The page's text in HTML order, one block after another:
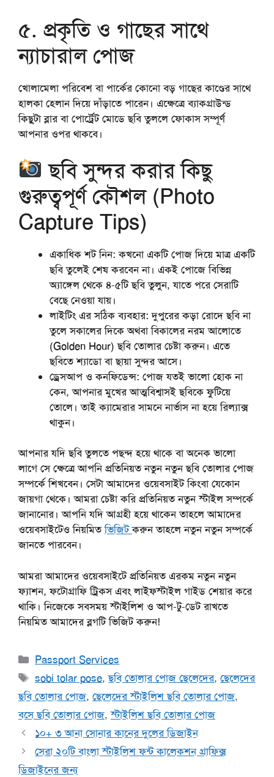
৫. প্রকৃতি ও গাছের সাথে
ন্যাচারাল পোজ
খোলামেলা পরিবেশ বা পার্কের কোনো বড় গাছের কাণ্ডের সাথে
হালকা হেলান দিয়ে দাঁড়াতে পারেন। এক্ষেত্রে ব্যাকগ্রাউন্ড
কিছুটা ব্লার বা পোর্ট্রেট মোডে ছবি তুললে ফোকাস সম্পূর্ণ
আপনার ওপর থাকবে।
ছবি সুন্দর করার কিছু
গুরুত্বপূর্ণ কৌশল (Photo
Capture Tips)
একাধিক শট নিন: কখনো একটি পোজ দিয়ে মাত্র একটি
ছবি তুলেই শেষ করবেন না। একই পোজে বিভিন্ন
অ্যাঙ্গেল থেকে ৪-৫টি ছবি তুলুন, যাতে পরে সেরাটি
বেছে নেওয়া যায়।
লাইটিং এর সঠিক ব্যবহার: দুপুরের কড়া রোদে ছবি না
তুলে সকালের দিকে অথবা বিকালের নরম আলোতে
(Golden Hour) ছবি তোলার চেষ্টা করুন। এতে
ছবিতে শ্যাডো বা ছায়া সুন্দর আসে।
ড্রেসআপ ও কনফিডেন্স: পোজ যতই ভালো হোক না
কেন, আপনার মুখের আত্মবিশ্বাসই ছবিকে ফুটিয়ে
তোলে। তাই ক্যামেরার সামনে নার্ভাস না হয়ে রিল্যাক্স
থাকুন।
আপনার যদি ছবি তুলতে পছন্দ হয়ে থাকে বা অনেক ভালো
লাগে সে ক্ষেত্রে আপনি প্রতিনিয়ত নতুন নতুন ছবি তোলার পোজ
সম্পর্কে শিখবেন। সেটা আমাদের ওয়েবসাইট কিংবা যেকোন
জায়গা থেকে। আমরা চেষ্টা করি প্রতিনিয়ত নতুন স্টাইল সম্পর্কে
জানানোর। আপনি যদি আগ্রহী হয়ে থাকেন তাহলে আমাদের
ওয়েবসাইটেও নিয়মিতভিজিটকরুন তাহলে নতুন নতুন সম্পর্কে
জানতে পারবেন।
আমরা আমাদের ওয়েবসাইটে প্রতিনিয়ত এরকম নতুন নতুন
ফ্যাশন, ফটোগ্রাফি ট্রিকস এবং লাইফস্টাইল গাইড শেয়ার করে
থাকি। নিজেকে সবসময় স্টাইলিশ ও আপ-টু-ডেট রাখতে
নিয়মিত আমাদের ব্লগটি ভিজিট করুন!
Categories
Passport Services
Tags
sobi tolar pose,ছবি তোলার পোজ ছেলেদের,ছেলেদের
ছবি তোলার পোজ, ছেলেদের স্টাইলিশ ছবি তোলার পোজ,
বসে ছবি তোলার পোজ,স্টাইলিশ ছবি তোলার পোজ
১০+ ৩ আনা সোনার কানের দুলের ডিজাইন
সেরা ২০টি বাংলা স্টাইলিশ ফন্ট কালেকশন গ্রাফিক্স
ডিজাইনের জন্য